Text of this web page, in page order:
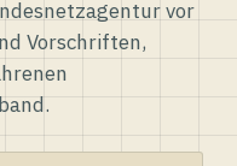
vor
Vorschriften,